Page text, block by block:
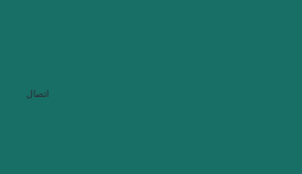
اتصال